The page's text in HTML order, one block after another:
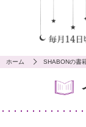
ホーム SHABONの書